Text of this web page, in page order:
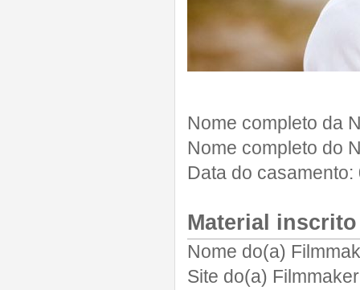
Nome completo da
Nome completo do
Data do casamento:
Material inscrito
Nome do(a)
Site do(a)